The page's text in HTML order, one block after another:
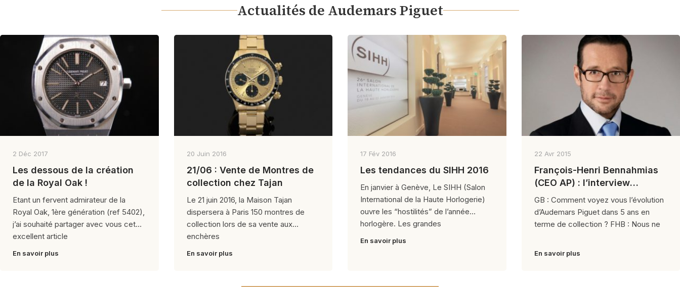
Actualités de Audemars Piguet
2 Déc 2017
Les dessous de la création
de la Royal Oak !
Etant un fervent admirateur de la
Royal Oak, 1ère génération (ref 5402),
j’ai souhaité partager avec vous cet
excellent article
En savoir plus
20 Juin 2016
21/06 : Vente de Montres de
collection chez Tajan
Le 21 juin 2016, la Maison Tajan
dispersera à Paris 150 montres de
collection lors de sa vente aux
enchères
En savoir plus
17 Fév 2016
Les tendances du SIHH 2016
En janvier à Genève, Le SIHH (Salon
International de la Haute Horlogerie)
ouvre les “hostilités” de l’année
horlogère. Les grandes
En savoir plus
22 Avr 2015
François-Henri Bennahmias
(CEO AP) : l’interview
exclusive
GB : Comment voyez vous l’évolution
d’Audemars Piguet dans 5 ans en
terme de collection ? FHB : Nous ne
En savoir plus